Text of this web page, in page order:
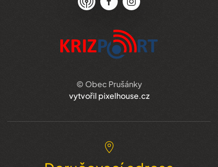
© Obec Prušánky
vytvořil pixelhouse.cz